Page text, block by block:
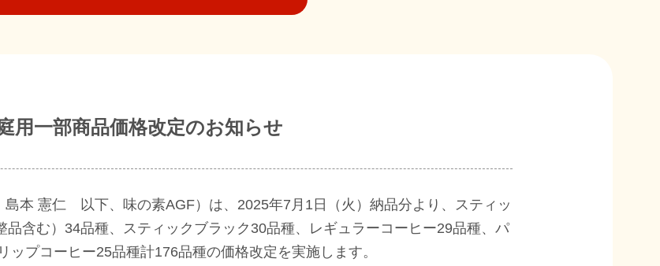
用一部商品価格改定のお知らせ
本 憲仁 以下、味の素AGF）は、2025年7月1日（火）納品分より、スティッ
品含む）34品種、スティックブラック30品種、レギュラーコーヒー29品種、パ
ップコーヒー25品種計176品種の価格改定を実施します。